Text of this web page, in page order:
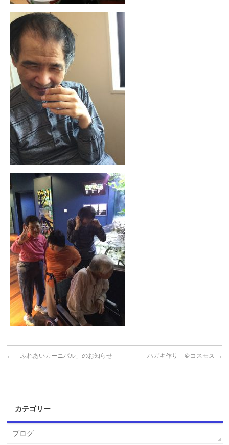
← 「ふれあいカーニバル」のお知らせ ハガキ作り ＠コスモス →
カテゴリー
ブログ